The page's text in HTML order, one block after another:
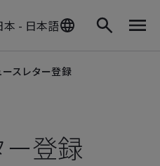
本 - 日本語
ースレター登録
登録